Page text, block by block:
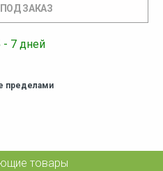
- 7 дней
пределами
товары